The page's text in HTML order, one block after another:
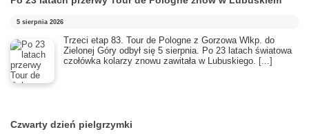
5 sierpnia 2026
Trzeci etap 83. Tour de Pologne z Gorzowa Wlkp. do
Zielonej Góry odbył się 5 sierpnia. Po 23 latach światowa
czołówka kolarzy znowu zawitała w Lubuskiego. [...]
Czwarty dzień pielgrzymki